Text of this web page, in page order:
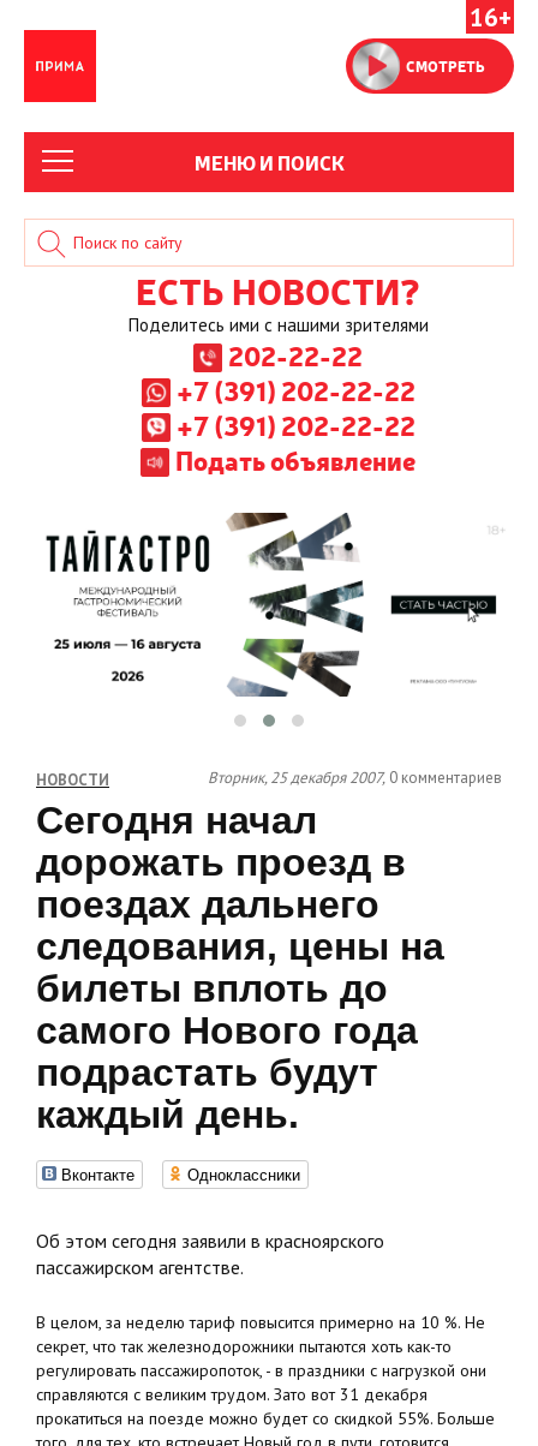
16+
СМОТРЕТЬ
МЕНЮ И ПОИСК
ЕСТЬ НОВОСТИ?
Поделитесь ими с нашими зрителями
202-22-22
+7 (391) 202-22-22
+7 (391) 202-22-22
Подать объявление
НОВОСТИ Вторник, 25 декабря 2007, 0 комментариев
Сегодня начал
дорожать проезд в
поездах дальнего
следования, цены на
билеты вплоть до
самого Нового года
подрастать будут
каждый день.
Вконтакте Одноклассники
Об этом сегодня заявили в красноярского
пассажирском агентстве.
В целом, за неделю тариф повысится примерно на 10 %. Не
секрет, что так железнодорожники пытаются хоть как-то
регулировать пассажиропоток, - в праздники с нагрузкой они
справляются с великим трудом. Зато вот 31 декабря
прокатиться на поезде можно будет со скидкой 55%. Больше